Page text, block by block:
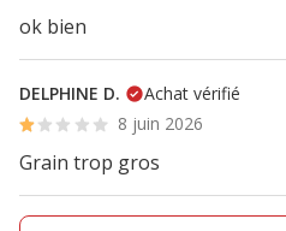
ok bien
DELPHINE D.
Achat vérifié
8 juin 2026
Grain trop gros